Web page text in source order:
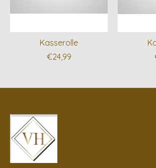
Kasserolle
€24,99